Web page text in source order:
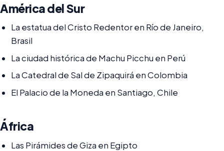
América del Sur
La estatua del Cristo Redentor en Río de Janeiro,
Brasil
La ciudad histórica de Machu Picchu en Perú
La Catedral de Sal de Zipaquirá en Colombia
El Palacio de la Moneda en Santiago, Chile
África
Las Pirámides de Giza en Egipto